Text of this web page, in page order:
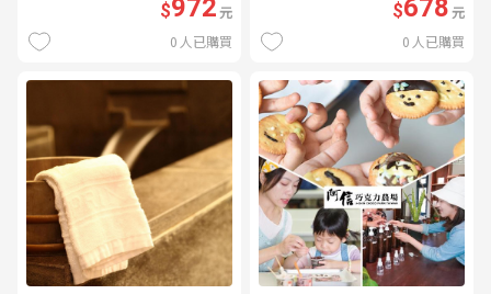
$972元
0 人已購買
$678元
0 人已購買